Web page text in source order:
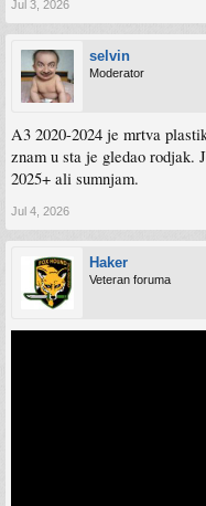
Jul 3, 2026
selvin
Moderator
A3 2020-2024 je mrtva
znam u sta je gledao rodjak.
2025+ ali sumnjam.
Jul 4, 2026
Haker
Veteran foruma